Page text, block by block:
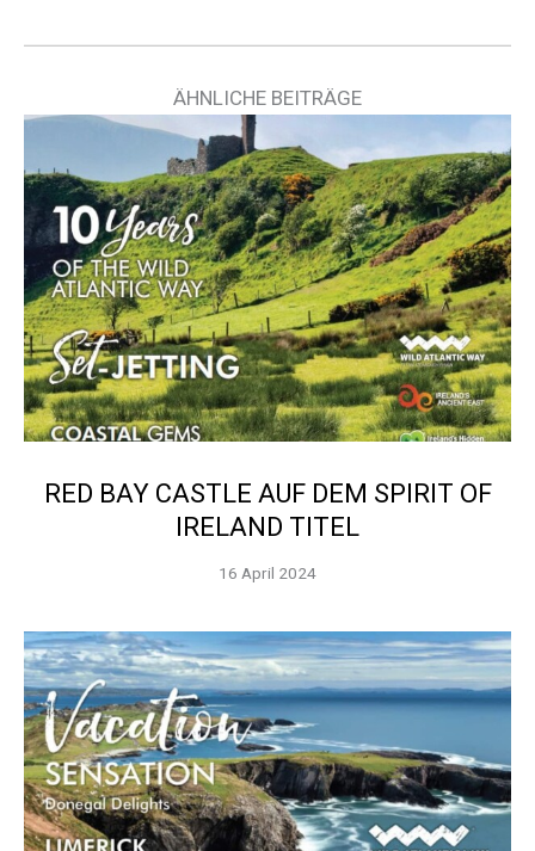
ÄHNLICHE BEITRÄGE
RED BAY CASTLE AUF DEM SPIRIT OF
IRELAND TITEL
16 April 2024